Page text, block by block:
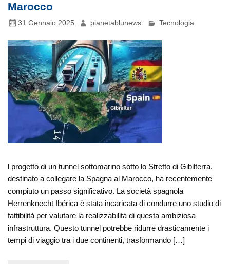
Marocco
31 Gennaio 2025 pianetablunews Tecnologia
l progetto di un tunnel sottomarino sotto lo Stretto di Gibilterra,
destinato a collegare la Spagna al Marocco, ha recentemente
compiuto un passo significativo. La società spagnola
Herrenknecht Ibérica è stata incaricata di condurre uno studio di
fattibilità per valutare la realizzabilità di questa ambiziosa
infrastruttura. Questo tunnel potrebbe ridurre drasticamente i
tempi di viaggio tra i due continenti, trasformando […]